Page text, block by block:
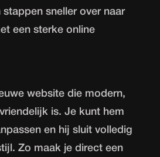
stappen sneller over naar
een sterke online
website die modern,
is. Je kunt hem
en hij sluit volledig
Zo maak je direct een